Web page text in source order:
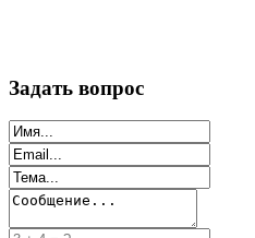
Задать вопрос